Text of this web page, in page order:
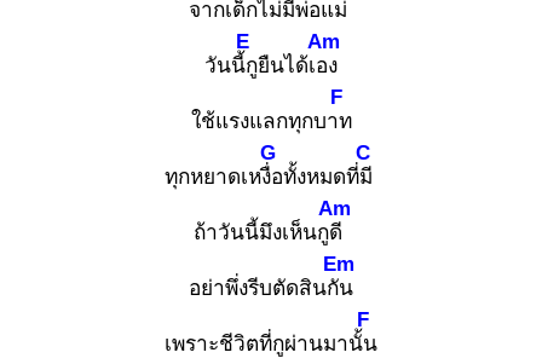
จากเด็กไม่มีพ่อแม่
วันนี้กู
E
ยืนได้เอง
Am
ใช้แรงแลกทุกบาท
F
ทุกหยาดเหงื่อ
G
ทั้งหมดที่มี
C
ถ้าวันนี้มึงเห็นกูดี
Am
อย่าพึ่งรีบตัดสินกัน
Em
เพราะชีวิตที่กูผ่านมานั้น
F